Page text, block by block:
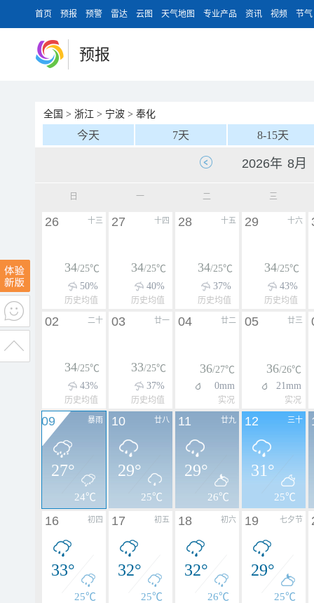
首页 预报 预警 雷达 云图 天气地图 专业产品 资讯 视频 节气
预报
全国 > 浙江 > 宁波 > 奉化
今天 7天 8-15天
日 一 二 三
十三
26
34/25℃
50%
历史均值
十四
27
34/25℃
40%
历史均值
十五
28
34/25℃
37%
历史均值
十六
29
34/25℃
43%
历史均值
二十
02
34/25℃
43%
历史均值
廿一
03
33/25℃
37%
历史均值
廿二
04
36/27℃
0mm
实况
廿三
05
36/26℃
21mm
实况
暴雨
09
27°
24℃
廿八
10
29°
25℃
廿九
11
29°
26℃
三十
12
31°
25℃
初四
16
33°
25℃
初五
17
32°
25℃
初六
18
32°
26℃
七夕节
19
29°
25℃